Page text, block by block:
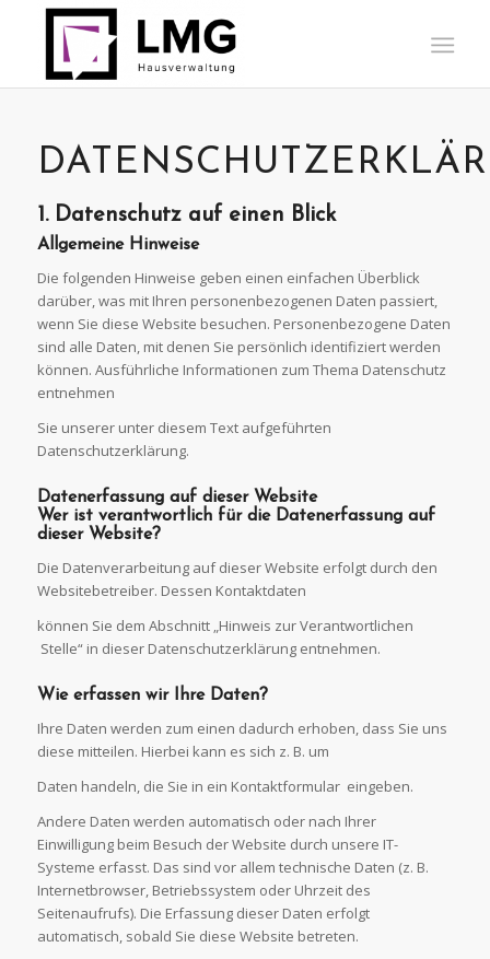
1. Datenschutz auf einen Blick
Allgemeine Hinweise
Die folgenden Hinweise geben einen einfachen Überblick
darüber, was mit Ihren personenbezogenen Daten passiert,
wenn Sie diese Website besuchen. Personenbezogene Daten
sind alle Daten, mit denen Sie persönlich identifiziert werden
können. Ausführliche Informationen zum Thema Datenschutz
entnehmen
Sie unserer unter diesem Text aufgeführten
Datenschutzerklärung.
Datenerfassung auf dieser Website
Wer ist verantwortlich für die Datenerfassung auf
dieser Website?
Die Datenverarbeitung auf dieser Website erfolgt durch den
Websitebetreiber. Dessen Kontaktdaten
können Sie dem Abschnitt „Hinweis zur Verantwortlichen
Stelle“ in dieser Datenschutzerklärung entnehmen.
Wie erfassen wir Ihre Daten?
Ihre Daten werden zum einen dadurch erhoben, dass Sie uns
diese mitteilen. Hierbei kann es sich z. B. um
Daten handeln, die Sie in ein Kontaktformular eingeben.
Andere Daten werden automatisch oder nach Ihrer
Einwilligung beim Besuch der Website durch unsere IT-
Systeme erfasst. Das sind vor allem technische Daten (z. B.
Internetbrowser, Betriebssystem oder Uhrzeit des
Seitenaufrufs). Die Erfassung dieser Daten erfolgt
automatisch, sobald Sie diese Website betreten.